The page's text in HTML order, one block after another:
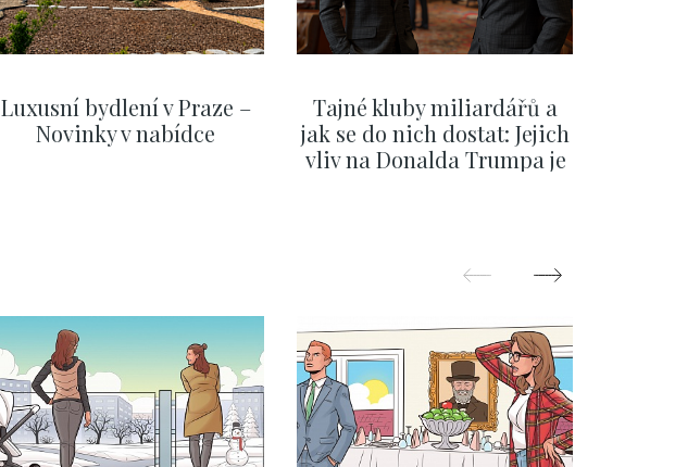
Luxusní bydlení v Praze –
Novinky v nabídce
Tajné kluby miliardářů a
jak se do nich dostat: Jejich
vliv na Donalda Trumpa je